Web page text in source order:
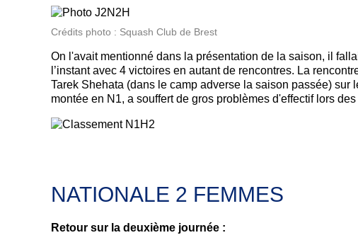
Crédits photo : Squash Club de Brest
On l'avait mentionné dans la présentation de la saison, il
l’instant avec 4 victoires en autant de rencontres. La
Tarek Shehata (dans le camp adverse la saison passée)
montée en N1, a souffert de gros problèmes d'effectif lors
NATIONALE 2 FEMMES
Retour sur la deuxième journée :